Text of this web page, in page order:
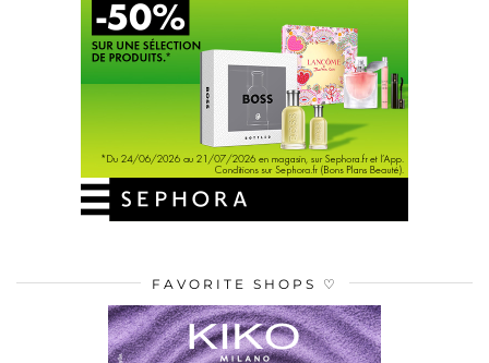
FAVORITE SHOPS ♡